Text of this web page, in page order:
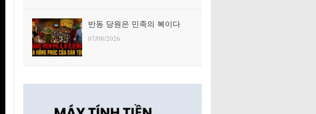
반동 당원은 민족의 복이다
07/08/2026